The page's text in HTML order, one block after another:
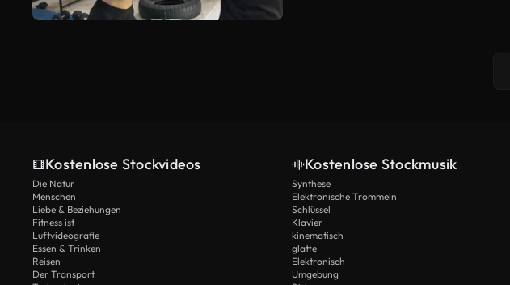
Kostenlose Stockvideos
Die Natur
Menschen
Liebe & Beziehungen
Fitness ist
Luftvideografie
Essen & Trinken
Reisen
Der Transport
Kostenlose Stockmusik
Synthese
Elektronische Trommeln
Schlüssel
Klavier
kinematisch
glatte
Elektronisch
Umgebung